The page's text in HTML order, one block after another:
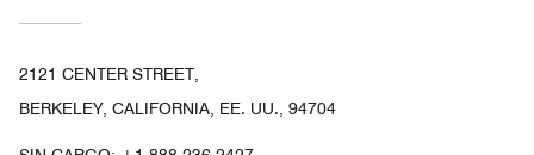
2121 CENTER STREET,
BERKELEY, CALIFORNIA, EE. UU., 94704